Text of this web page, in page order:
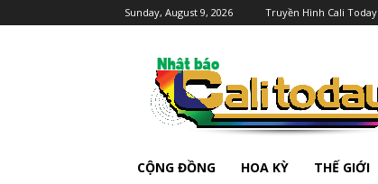
Sunday, August 9, 2026 Truyền Hình Cali Today
CỘNG ĐỒNG HOA KỲ THẾ GIỚI